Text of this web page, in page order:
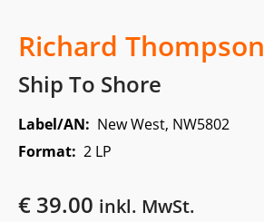
Richard Thompson
Ship To Shore
Label/AN: New West, NW5802
Format: 2 LP
€ 39.00 inkl. MwSt.